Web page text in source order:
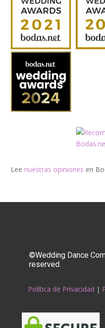
Lee nuestras opiniones en
©Wedding Dance
reserved.
Política de Privacidad |